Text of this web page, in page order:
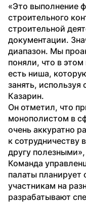
«Это выполнение
строительного
строительной
документации.
диапазон. Мы
поняли, что в
есть ниша,
занять, используя
Казарин.
Он отметил, что
монополистом в
очень аккуратно
к сотрудничеству
другу
Команда
палаты планирует
участникам на
разрабатывают